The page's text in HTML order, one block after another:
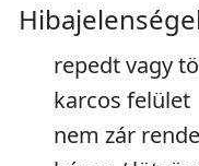
repedt vagy
karcos felület
nem zár